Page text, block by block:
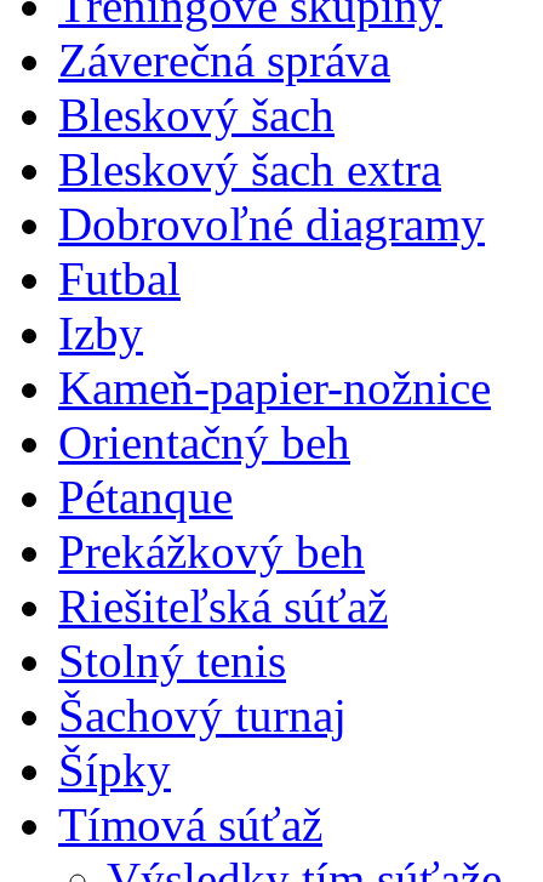
Záverečná správa
Bleskový šach
Bleskový šach extra
Dobrovoľné diagramy
Futbal
Izby
Kameň-papier-nožnice
Orientačný beh
Pétanque
Prekážkový beh
Riešiteľská súťaž
Stolný tenis
Šachový turnaj
Šípky
Tímová súťaž